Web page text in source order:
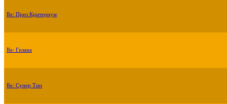
Re: Приз Критериум
Re: Гизана
Re: Супер Тип